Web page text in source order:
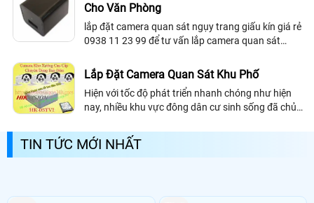
Cho Văn Phòng
lắp đặt camera quan sát ngụy trang giấu kín giá rẻ
0938 11 23 99 để tư vấn lắp camera quan sát
nhất
Lắp Đặt Camera Quan Sát Khu Phố
Hiện với tốc độ phát triển nhanh chóng như hiện
nay, nhiều khu vực đông dân cư sinh sống đã chủ
bảo an ninh tối đa, hạn chế trộm cắp...
TIN TỨC MỚI NHẤT